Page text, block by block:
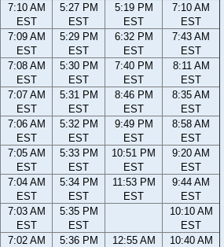
7:10 AM
EST
5:27 PM
EST
5:19 PM
EST
7:10 AM
EST
7:09 AM
EST
5:29 PM
EST
6:32 PM
EST
7:43 AM
EST
7:08 AM
EST
5:30 PM
EST
7:40 PM
EST
8:11 AM
EST
7:07 AM
EST
5:31 PM
EST
8:46 PM
EST
8:35 AM
EST
7:06 AM
EST
5:32 PM
EST
9:49 PM
EST
8:58 AM
EST
7:05 AM
EST
5:33 PM
EST
10:51 PM
EST
9:20 AM
EST
7:04 AM
EST
5:34 PM
EST
11:53 PM
EST
9:44 AM
EST
7:03 AM
EST
5:35 PM
EST
10:10 AM
EST
7:02 AM
5:36 PM
12:55 AM
10:40 AM